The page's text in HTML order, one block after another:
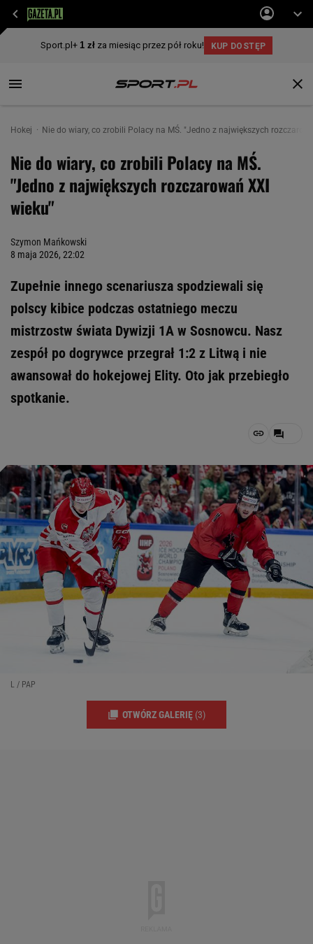
Hokej Nie do wiary, co zrobili Polacy na MŚ. "Jedno z największych
Nie do wiary, co zrobili Polacy na MŚ.
"Jedno z największych rozczarowań XXI
wieku"
Szymon Mańkowski
8 maja 2026, 22:02
Zupełnie innego scenariusza spodziewali się
polscy kibice podczas ostatniego meczu
mistrzostw świata Dywizji 1A w Sosnowcu. Nasz
zespół po dogrywce przegrał 1:2 z Litwą i nie
awansował do hokejowej Elity. Oto jak przebiegło
spotkanie.
L / PAP
OTWÓRZ GALERIĘ (3)